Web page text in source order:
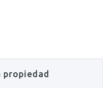
propiedad